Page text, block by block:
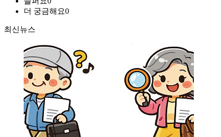
더 궁금해요0
최신뉴스